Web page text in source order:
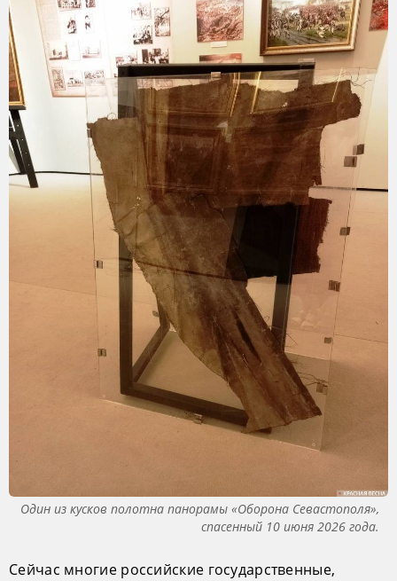
Один из кусков полотна панорамы «Оборона Севастополя»,
спасенный 10 июня 2026 года.
Сейчас многие российские государственные,